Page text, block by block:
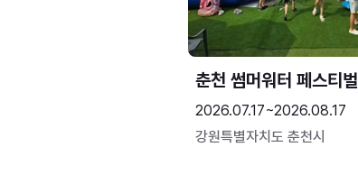
춘천 썸머워터 페스티벌
2026.07.17~2026.08.17
강원특별자치도 춘천시